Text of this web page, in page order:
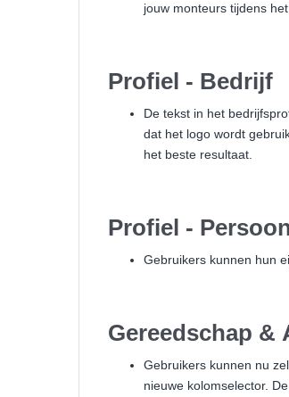
jouw monteurs tijdens
Profiel - Bedrijf
De tekst in het
dat het logo wordt
het beste resultaat.
Profiel -
Gebruikers kunnen hun
Gereedschap &
Gebruikers kunnen nu
nieuwe kolomselector.